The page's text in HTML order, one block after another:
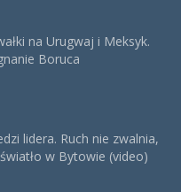
na Urugwaj i Meksyk.
Boruca
lidera. Ruch nie zwalnia,
w Bytowie (video)